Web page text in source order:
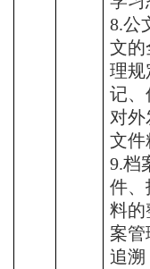
8.公
文的
理规
记、
对
文件
9.档
件、
料的
案管
追溯